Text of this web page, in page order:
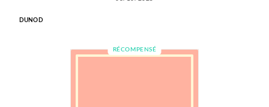
DUNOD
RÉCOMPENSÉ